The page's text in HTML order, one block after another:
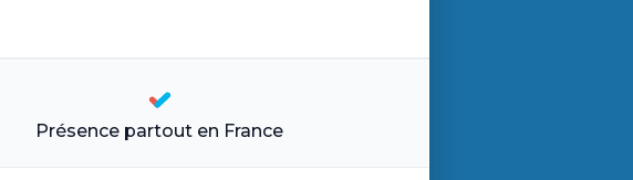
Présence partout en France